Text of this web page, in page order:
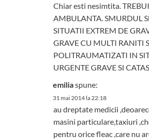
Chiar esti nesimtita.
AMBULANTA. SMURDUL
SITUATII EXTREM DE
GRAVE CU MULTI RANITI
POLITRAUMATIZATI IN
URGENTE GRAVE SI
emiliaspune:
31 mai 2014 la 22:18
au dreptate medicii
masini particulare,taxiuri
pentru orice fleac ,care nu